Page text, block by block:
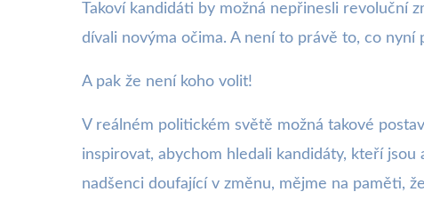
Takoví kandidáti by možná nepřinesli revoluční
dívali novýma očima. A není to právě to, co
A pak že není koho volit!
V reálném politickém světě možná takové
inspirovat, abychom hledali kandidáty, kteří
nadšenci doufající v změnu, mějme na paměti,